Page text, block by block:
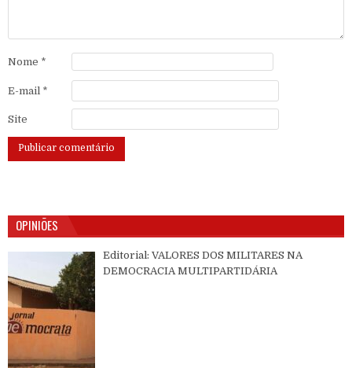
Nome *
E-mail *
Site
OPINIÕES
Editorial: VALORES DOS MILITARES NA
DEMOCRACIA MULTIPARTIDÁRIA